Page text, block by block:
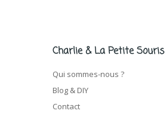
Charlie & La Petite Souris
Qui sommes-nous ?
Blog & DIY
Contact